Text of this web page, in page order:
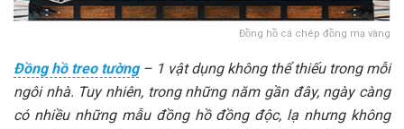
Đồng hồ cá chép đồng mạ vàng
Đồng hồ treo tường– 1 vật dụng không thể thiếu trong mỗi
ngôi nhà. Tuy nhiên, trong những năm gần đây, ngày càng
có nhiều những mẫu đồng hồ đồng độc, lạ nhưng không